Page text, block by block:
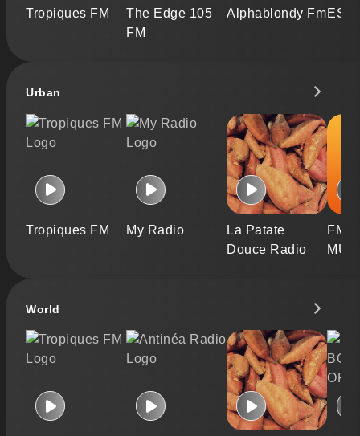
Tropiques FM
The Edge 105
FM
Alphablondy Fm
Urban
Tropiques FM My Radio
La Patate
Douce Radio
FM
World